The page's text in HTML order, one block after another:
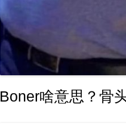
Boner啥意思？骨